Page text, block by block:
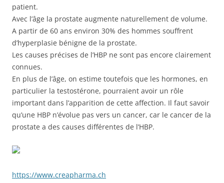
patient.
Avec l’âge la prostate augmente naturellement de volume.
A partir de 60 ans environ 30% des hommes souffrent
d’hyperplasie bénigne de la prostate.
Les causes précises de l’HBP ne sont pas encore clairement
connues.
En plus de l’âge, on estime toutefois que les hormones, en
particulier la testostérone, pourraient avoir un rôle
important dans l’apparition de cette affection. Il faut savoir
qu’une HBP n’évolue pas vers un cancer, car le cancer de la
prostate a des causes différentes de l’HBP.
https://www.creapharma.ch